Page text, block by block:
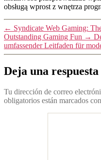
obsługą wprost z wnętrza
← Syndicate Web Gaming:
Outstanding Gaming Fun →
umfassender Leitfaden für
Deja una respuesta
Tu dirección de correo
obligatorios están marcados con